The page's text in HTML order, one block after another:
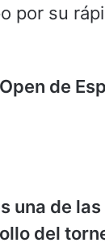
por su
de
una de las
del